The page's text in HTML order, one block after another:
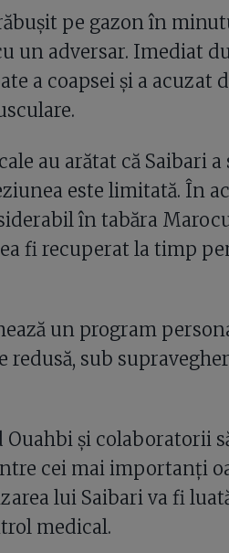
pe gazon în
adversar. Imediat
a coapsei și a acuzat
au arătat că Saibari
este limitată. În
în tabăra
fi recuperat la timp
un program
redusă, sub
și colaboratorii
cei mai importanți
lui Saibari va fi
medical.